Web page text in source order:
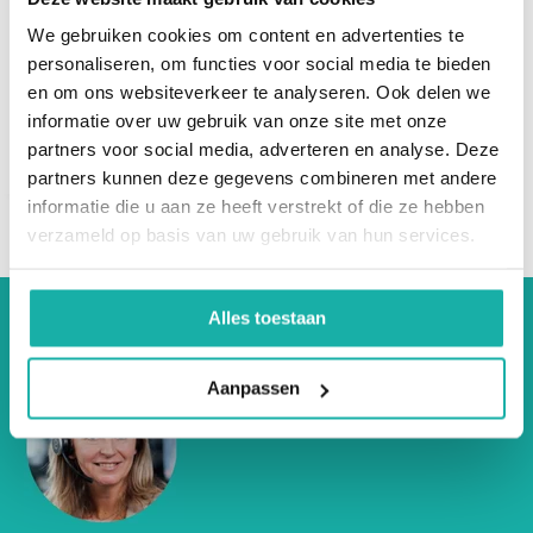
We gebruiken cookies om content en advertenties te
personaliseren, om functies voor social media te bieden
en om ons websiteverkeer te analyseren. Ook delen we
informatie over uw gebruik van onze site met onze
partners voor social media, adverteren en analyse. Deze
partners kunnen deze gegevens combineren met andere
informatie die u aan ze heeft verstrekt of die ze hebben
verzameld op basis van uw gebruik van hun services.
Alles toestaan
Aanpassen
Tijdens het consult bespreekt de arts onder andere:
Je klachten en medische voorgeschiedenis.
De uitslagen van je bloedonderzoek.
Hoe jouw hormoonwaarden geïnterpreteerd kunnen
worden in combinatie met je klachten.
Mogelijke vervolgstappen en behandelopties.
Adviezen die aansluiten bij jouw persoonlijke situatie.
Voor wie is dit consult geschikt?
Dit consult is bedoeld voor vrouwen die:
vermoeden dat zij in de perimenopauze of menopauze
zitten;
hormonale klachten ervaren;
hun bloeduitslagen willen laten beoordelen door een
bloeduitslagen ...
€ 97,-